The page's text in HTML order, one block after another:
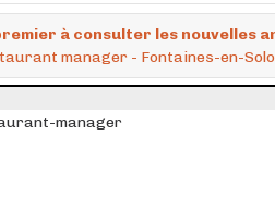
à consulter les nouvelles
manager - Fontaines-en-
manager